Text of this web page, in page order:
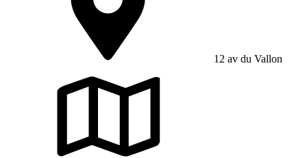
12 av du Vallon